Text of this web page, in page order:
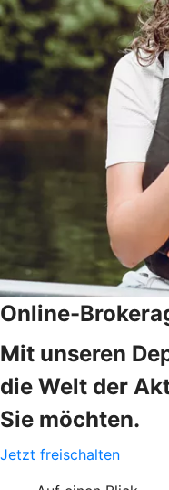
Online-
Mit unseren
die Welt der
Sie möchten.
Jetzt freischalten